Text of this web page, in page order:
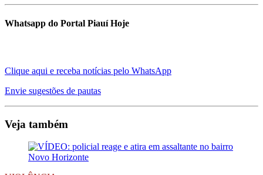
Whatsapp do Portal Piauí Hoje
Clique aqui e receba notícias pelo WhatsApp
Envie sugestões de pautas
Veja também